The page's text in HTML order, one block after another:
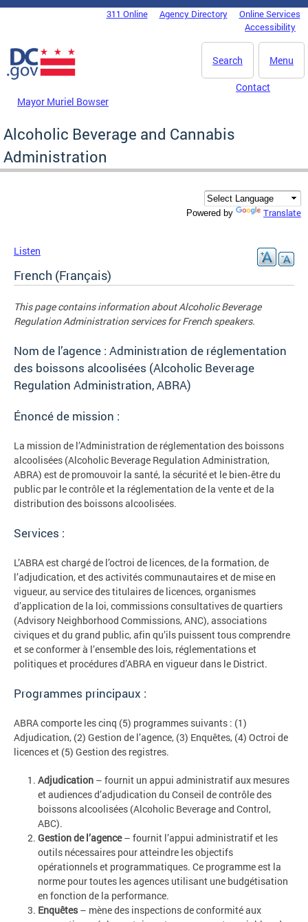
Skip to main content
DC Agency Top Menu311 Online Agency Directory
Online Services
Accessibility
Menu
Search
Mayor Muriel Bowser
Contact
Alcoholic Beverage and Cannabis
Administration
Powered by Translate
Listen
French (Français)
This page contains information about Alcoholic Beverage
Regulation Administration services for French speakers.
Nom de l’agence : Administration de réglementation
des boissons alcoolisées (Alcoholic Beverage
Regulation Administration, ABRA)
Énoncé de mission :
La mission de l’Administration de réglementation des boissons
alcoolisées (Alcoholic Beverage Regulation Administration,
ABRA) est de promouvoir la santé, la sécurité et le bien‐être du
public par le contrôle et la réglementation de la vente et de la
distribution des boissons alcoolisées.
Services :
L’ABRA est chargé de l’octroi de licences, de la formation, de
l’adjudication, et des activités communautaires et de mise en
vigueur, au service des titulaires de licences, organismes
d’application de la loi, commissions consultatives de quartiers
(Advisory Neighborhood Commissions, ANC), associations
civiques et du grand public, afin qu’ils puissent tous comprendre
et se conformer à l’ensemble des lois, réglementations et
politiques et procédures d’ABRA en vigueur dans le District.
Programmes principaux :
ABRA comporte les cinq (5) programmes suivants : (1)
Adjudication, (2) Gestion de l’agence, (3) Enquêtes, (4) Octroi de
licences et (5) Gestion des registres.
Adjudication – fournit un appui administratif aux mesures
et audiences d’adjudication du Conseil de contrôle des
boissons alcoolisées (Alcoholic Beverage and Control,
ABC).
Gestion de l’agence– fournit l’appui administratif et les
outils nécessaires pour atteindre les objectifs
opérationnels et programmatiques. Ce programme est la
norme pour toutes les agences utilisant une budgétisation
en fonction de la performance.
Enquêtes– mène des inspections de conformité aux